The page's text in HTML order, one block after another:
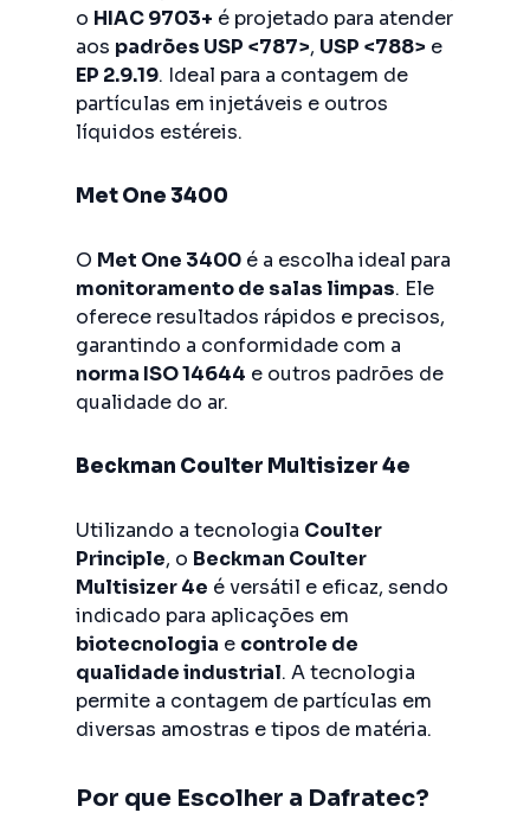
o HIAC 9703+ é projetado para atender
aos padrões USP <787>, USP <788> e
EP 2.9.19. Ideal para a contagem de
partículas em injetáveis e outros
líquidos estéreis.
Met One 3400
O Met One 3400 é a escolha ideal para
monitoramento de salas limpas. Ele
oferece resultados rápidos e precisos,
garantindo a conformidade com a
norma ISO 14644 e outros padrões de
qualidade do ar.
Beckman Coulter Multisizer 4e
Utilizando a tecnologia Coulter
Principle, o Beckman Coulter
Multisizer 4e é versátil e eficaz, sendo
indicado para aplicações em
biotecnologia e controle de
qualidade industrial. A tecnologia
permite a contagem de partículas em
diversas amostras e tipos de matéria.
Por que Escolher a Dafratec?